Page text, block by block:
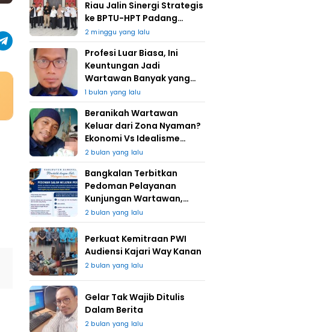
Riau Jalin Sinergi Strategis
ke BPTU-HPT Padang
Mengatas
2 minggu yang lalu
Profesi Luar Biasa, Ini
Keuntungan Jadi
Wartawan Banyak yang
Takut
1 bulan yang lalu
Beranikah Wartawan
Keluar dari Zona Nyaman?
Ekonomi Vs Idealisme
Jurnalistik
2 bulan yang lalu
Bangkalan Terbitkan
Pedoman Pelayanan
Kunjungan Wartawan,
Redaksi : Bagus Jangan
Lari
2 bulan yang lalu
Perkuat Kemitraan PWI
Audiensi Kajari Way Kanan
2 bulan yang lalu
Gelar Tak Wajib Ditulis
Dalam Berita
2 bulan yang lalu